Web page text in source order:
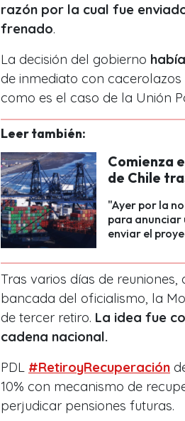
razón por la cual fue
frenado.
La decisión del gobierno
de inmediato con
como es el caso de la Unión
Leer también:
Comienza
de Chile
"Ayer por la
para anunciar
enviar el
Tras varios días de
bancada del oficialismo, la
de tercer retiro. La idea fue
cadena nacional.
PDL #RetiroyRecuperación
10% con mecanismo de
perjudicar pensiones futuras.